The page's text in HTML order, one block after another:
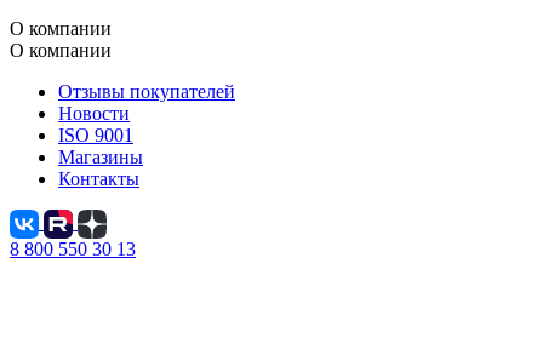
О компании
О компании
Отзывы покупателей
Новости
ISO 9001
Магазины
Контакты
8 800 550 30 13